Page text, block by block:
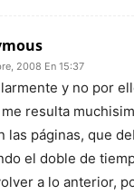
2008 En 15:37
y no por
resulta
las páginas, que
el doble de
a lo anterior,